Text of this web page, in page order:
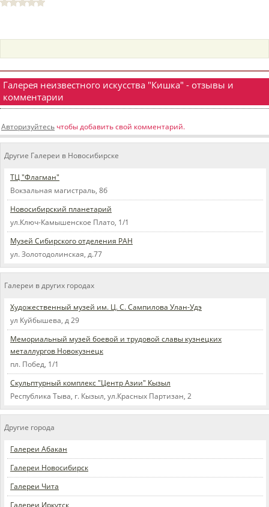
пїЅпїЅпїЅпїЅпїЅпїЅпїЅпїЅпїЅпїЅпїЅ
пїЅпїЅпїЅ
пїЅпїЅпїЅпїЅпїЅпїЅпїЅпїЅпїЅ
пїЅпїЅпїЅ пїЅпїЅпїЅпїЅпїЅ
пїЅпїЅпїЅ пїЅпїЅпїЅпїЅпїЅпїЅ
Галерея неизвестного искусства "Кишка" - отзывы и
комментарии
Авторизуйтесь чтобы добавить свой комментарий.
Другие Галереи в Новосибирске
ТЦ "Флагман"
Вокзальная магистраль, 8б
Новосибирский планетарий
ул.Ключ-Камышенское Плато, 1/1
Музей Сибирского отделения РАН
ул. Золотодолинская, д.77
Галереи в других городах
Художественный музей им. Ц. С. Сампилова Улан-Удэ
ул Куйбышева, д 29
Мемориальный музей боевой и трудовой славы кузнецких
металлургов Новокузнецк
пл. Побед, 1/1
Скульптурный комплекс "Центр Азии" Кызыл
Республика Тыва, г. Кызыл, ул.Красных Партизан, 2
Другие города
Галереи Абакан
Галереи Новосибирск
Галереи Чита